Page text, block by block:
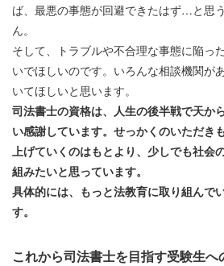
ば、最悪の事態が回避できたはず…と思
ん。
そして、トラブルや不合理な事態に陥っ
いでほしいのです。いろんな相談機関が
いてほしいと思います。
司法書士の資格は、人生の後半戦で天か
い感謝しています。せっかくのいただき
上げていくのはもとより、少しでも社会
組みたいと思っています。
具体的には、もっと法教育に取り組んで
す。
これから司法書士を目指す受験生へ